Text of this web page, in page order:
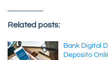
Related posts:
Bank Digital
Deposito